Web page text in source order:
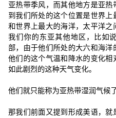
亚热带季风，而其他地方是亚
到我们所处的这个位置是世界
和世界上最大的海洋，太平洋
我们你的东亚其他地区，比如
部，由于他们所处的大六和海洋
他们的这个气温和降水的变化相
如此剧烈的这种天气变化。
他们就只能称为亚热带湿润气候了
那我们前面又提到形成美语，